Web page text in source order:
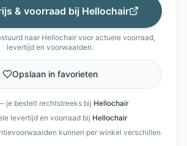
& voorraad bij Hellochair
naar Hellochairvoor actuele voorraad,
levertijd en voorwaarden.
Opslaan in favorieten
je bestelt rechtstreeks bij Hellochair
levertijd en voorraad bij Hellochair
kunnen per winkel verschillen